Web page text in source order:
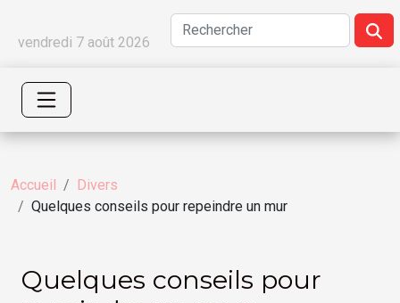
vendredi 7 août 2026
Accueil
Divers
Quelques conseils pour repeindre un mur
Quelques conseils pour